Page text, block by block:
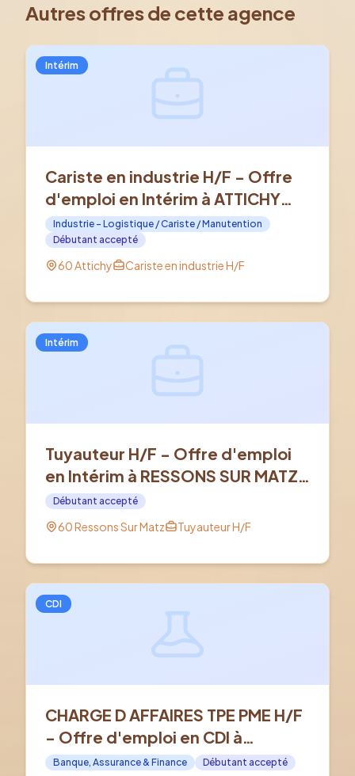
Autres offres de cette agence
Intérim
Cariste en industrie H/F - Offre
d'emploi en Intérim à ATTICHY
(60)
Industrie - Logistique / Cariste / Manutention
Débutant accepté
60 Attichy Cariste en industrie H/F
Intérim
Tuyauteur H/F - Offre d'emploi
en Intérim à RESSONS SUR MATZ
(60)
Débutant accepté
60 Ressons Sur Matz Tuyauteur H/F
CDI
CHARGE D AFFAIRES TPE PME H/F
- Offre d'emploi en CDI à
COMPIEGNE (60)
Banque, Assurance & Finance Débutant accepté